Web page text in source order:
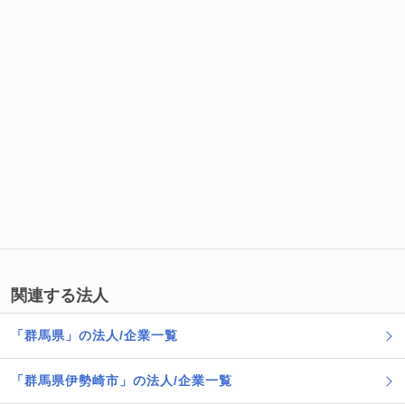
関連する法人
「群馬県」の法人/企業一覧
「群馬県伊勢崎市」の法人/企業一覧